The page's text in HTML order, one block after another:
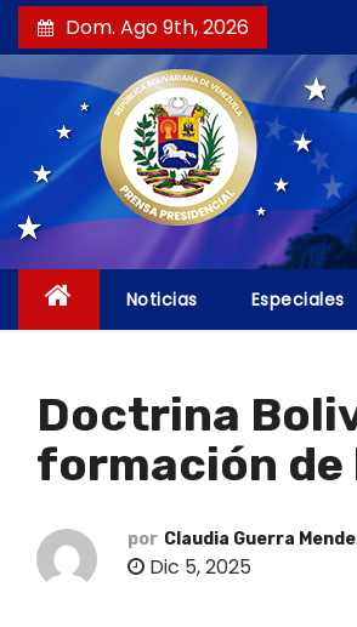
a
l
Dom. Ago 9th, 2026
Noticias Especiales
Doctrina
formación de
por Claudia Guerra
Dic 5, 2025